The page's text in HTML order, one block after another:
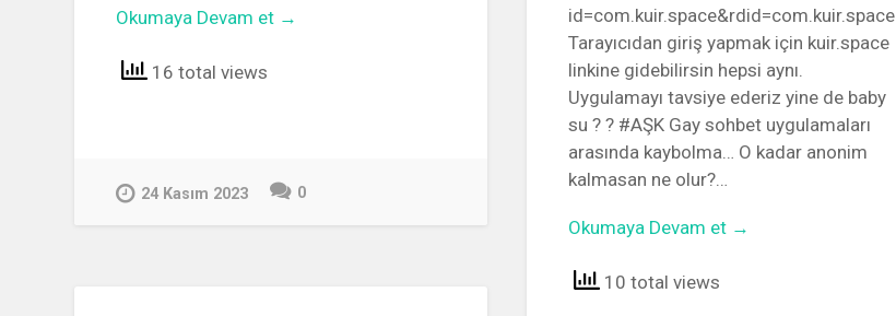
Okumaya Devam et →
16 total views
24 Kasım 2023 0
id=com.kuir.space&rdid=com.kuir.space
Tarayıcıdan giriş yapmak için kuir.space
linkine gidebilirsin hepsi aynı.
Uygulamayı tavsiye ederiz yine de baby
su ? ? #AŞK Gay sohbet uygulamaları
arasında kaybolma… O kadar anonim
kalmasan ne olur?…
Okumaya Devam et →
10 total views